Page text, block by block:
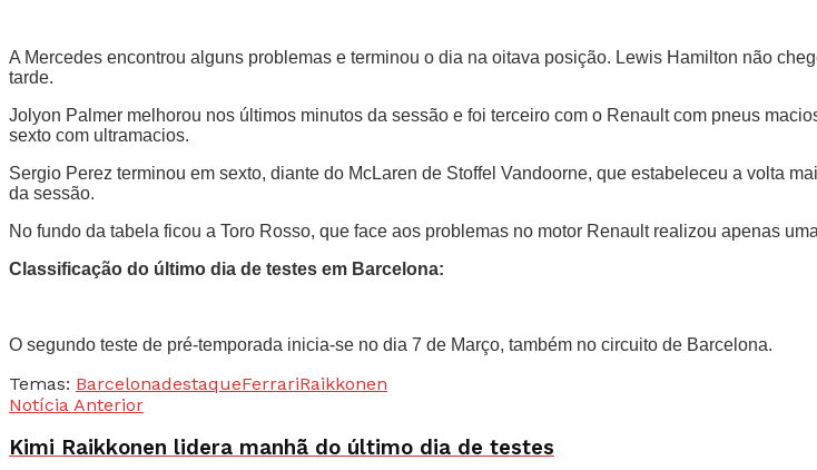
A Mercedes encontrou alguns problemas e terminou o dia na oitava posição. Lewis Hamilton não
tarde.
Jolyon Palmer melhorou nos últimos minutos da sessão e foi terceiro com o Renault com pneus
sexto com ultramacios.
Sergio Perez terminou em sexto, diante do McLaren de Stoffel Vandoorne, que estabeleceu a volta
da sessão.
No fundo da tabela ficou a Toro Rosso, que face aos problemas no motor Renault realizou apenas
Classificação do último dia de testes em Barcelona:
O segundo teste de pré-temporada inicia-se no dia 7 de Março, também no circuito de Barcelona.
Temas: BarcelonadestaqueFerrariRaikkonen
Notícia Anterior
Kimi Raikkonen lidera manhã do último dia de testes